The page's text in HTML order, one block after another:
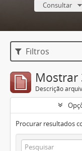
Consultar
Filtros
Mostrar
Descrição
Procurar resultados